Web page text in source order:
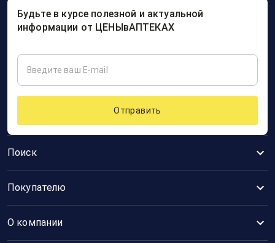
Поиск
Покупателю
О компании
Будьте в курсе полезной и актуальной
информации от ЦЕНЫвАПТЕКАХ
Отправить